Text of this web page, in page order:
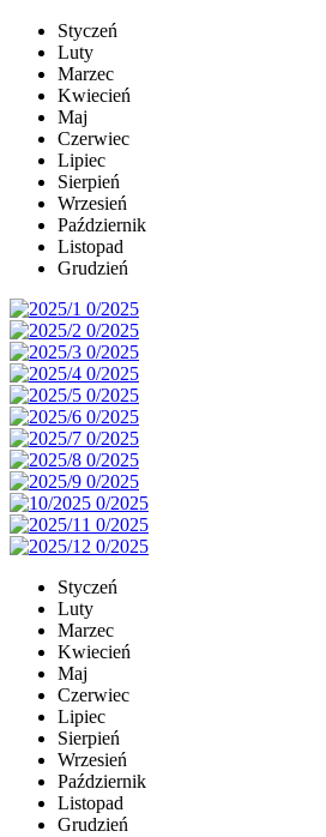
Styczeń
Luty
Marzec
Kwiecień
Maj
Czerwiec
Lipiec
Sierpień
Wrzesień
Październik
Listopad
Grudzień
Styczeń
Luty
Marzec
Kwiecień
Maj
Czerwiec
Lipiec
Sierpień
Wrzesień
Październik
Listopad
Grudzień